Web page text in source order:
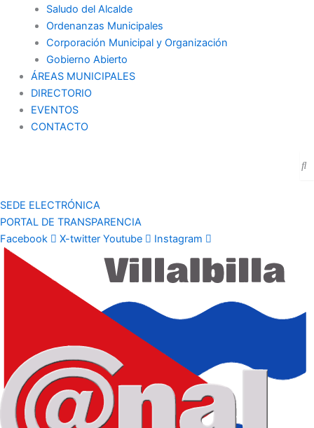
Saludo del Alcalde
Ordenanzas Municipales
Corporación Municipal y Organización
Gobierno Abierto
ÁREAS MUNICIPALES
DIRECTORIO
EVENTOS
CONTACTO
SEDE ELECTRÓNICA
PORTAL DE TRANSPARENCIA
Facebook
X-twitter Youtube Instagram